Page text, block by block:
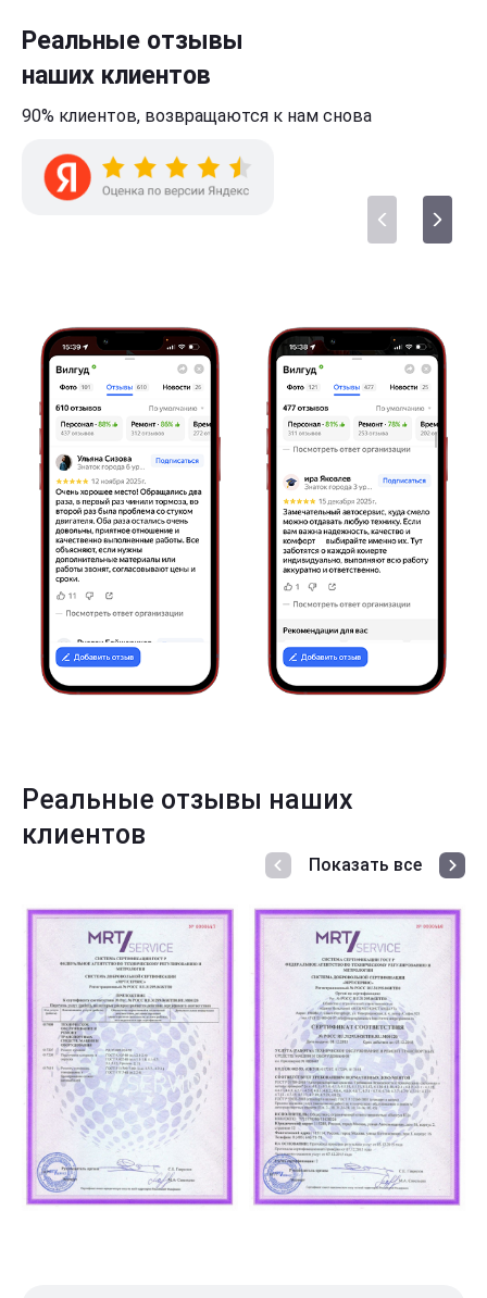
Реальные отзывы
наших клиентов
90% клиентов, возвращаются к нам снова
Реальные отзывы наших
клиентов
Показать все